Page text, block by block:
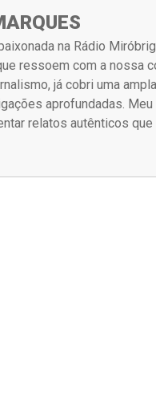
na Rádio
ressoem com a nossa
já cobri uma
aprofundadas.
relatos autênticos